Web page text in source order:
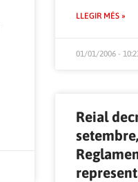
LLEGIR MÉS »
01/01/2006 -
Reial